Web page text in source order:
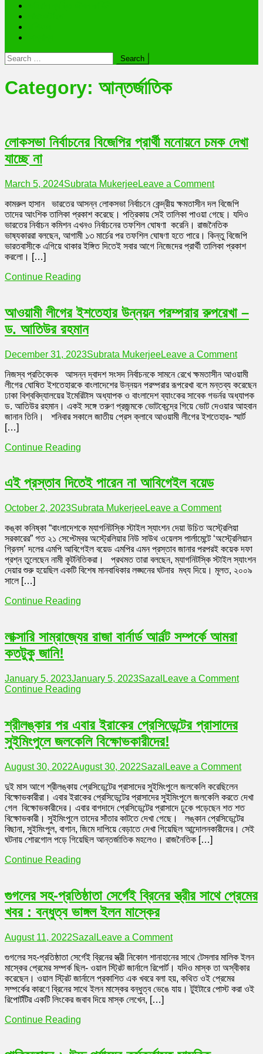
Search
for:
Category: আন্তর্জাতিক
লোকসভা নির্বাচনের বিজেপির প্রার্থী মনোয়নে চমক দেখা
যাচ্ছে না
March 5, 2024Subrata MukerjeeLeave a Commenton
নির্বাচনের
বিজেপির
প্রার্থী
মনোয়নে
চমক
কামরুল হাসান ভারতের আসন্ন লোকসভা নির্বাচনে কেন্দ্রীয় ক্ষমতাসীন দল বিজেপি
তাদের আংশিক তালিকা প্রকাশ করেছে। পত্রিকায় সেই তালিকা পাওয়া গেছে। যদিও
ভারতের নির্বাচন কমিশন এখনও নির্বাচনের তফশিল ঘোষণা করেনি। রাজনৈতিক
ভাষ্যকাররা বলছেন, আগামী ১৩ মার্চের পর তফশিল ঘোষণা হতে পারে। কিন্তু বিজেপি
ভারতবাসীকে এগিয়ে থাকার ইঙ্গিত দিতেই সবার আগে নিজেদের প্রার্থী তালিকা প্রকাশ
করলো। […]
Continue Reading
আওয়ামী লীগের ইশতেহার উন্নয়ন পরম্পরার রুপরেখা –
ড. আতিউর রহমান
December 31, 2023Subrata MukerjeeLeave a Commenton
লীগের
ইশতেহার
উন্নয়ন
পরম্পরার
রুপরেখা
নিজস্ব প্রতিবেদক আসন্ন দ্বাদশ সংসদ নির্বাচনকে সামনে রেখে ক্ষমতাসীন আওয়ামী
লীগের ঘোষিত ইশতেহারকে বাংলাদেশের উন্নয়ন পরম্পরার রূপরেখা বলে মন্তব্য করেছেন
ঢাকা বিশ্ববিদ্যালয়ের ইমেরিটাস অধ্যাপক ও বাংলাদেশ ব্যাংকের সাবেক গভর্নর অধ্যাপক
ড. আতিউর রহমান। একই সঙ্গে তরুণ প্রজন্মকে ভোটকেন্দ্রে গিয়ে ভোট দেওয়ার আহবান
জানান তিনি। শনিবার সকালে জাতীয় প্রেস ক্লাবে আওয়ামী লীগের ইশতেহার- স্মার্ট
[…]
Continue Reading
এই প্রস্তাব দিতেই পারেন না আবিগেইল বয়েড
October 2, 2023Subrata MukerjeeLeave a Commenton
প্রস্তাব
দিতেই
পারেন
না
আবিগেইল
কঙ্কা কনিষ্কা “বাংলাদেশকে ম্যাগনিটস্কি স্টাইল স্যাংশন দেয়া উচিত অস্ট্রেলিয়া
সরকারের” গত ২১ সেপ্টেম্বর অস্ট্রেলিয়ার নিউ সাউথ ওয়েলস পার্লামেন্টে ‘অস্ট্রেলিয়ান
গ্রিনস’ দলের এমপি আবিগেইল বয়েড এমপির এমন প্রস্তাব জানার পরপরই কয়েক দফা
প্রশ্ন তুলেছেন নামী কূটনিতিকরা। প্রথমত তারা বলছেন, ম্যাগনিটস্কি স্টাইল স্যাংশন
দেয়ার শুরু হয়েছিল একটি বিশেষ মানবাধিকার লঙ্ঘনের ঘটনার মধ্য দিয়ে। মূলত, ২০০৯
সালে […]
Continue Reading
লাক্সারি সাম্রাজ্যের রাজা বার্নার্ড আর্নল্ট সম্পর্কে আমরা
কতটুকু জানি!
January 5, 2023January 5, 2023Sazal Leave a Commenton
কতটুকু
জানি!
Continue Reading
শ্রীলঙ্কার পর এবার ইরাকের প্রেসিডেন্টের প্রাসাদের
সুইমিংপুলে জলকেলি বিক্ষোভকারীদের!
August 30, 2022August 30, 2022Sazal Leave a Commenton
এবার
ইরাকের
দুই মাস আগে শ্রীলঙ্কায় প্রেসিডেন্টের প্রাসাদের সুইমিংপুলে জলকেলি করেছিলেন
বিক্ষোভকারীরা। এবার ইরাকের প্রেসিডেন্টের প্রাসাদের সুইমিংপুলে জলকেলি করতে দেখা
গেল বিক্ষোভকারীদের। এবার বাগদাদে প্রেসিডেন্টের প্রাসাদে ঢুকে পড়েছেন শত শত
বিক্ষোভকারী। সুইমিংপুলে তাদের সাঁতার কাটতে দেখা গেছে। লঙ্কান প্রেসিডেন্টের
বিছানা, সুইমিংপুল, বাগান, জিমে দাপিয়ে বেড়াতে দেখা গিয়েছিল আন্দোলনকারীদের। সেই
ঘটনায় শোরগোল পড়ে গিয়েছিল আন্তর্জাতিক মহলেও। রাজনৈতিক […]
Continue Reading
গুগলের সহ-প্রতিষ্ঠাতা সের্গেই ব্রিনের স্ত্রীর সাথে প্রেমের
খবর : বন্ধুত্ব ভাঙ্গল ইলন মাস্কের
August 11, 2022Sazal Leave a Commenton
সহ-
প্রতিষ্ঠাতা
সের্গেই
ব্রিনের
গুগলের সহ-প্রতিষ্ঠাতা সের্গেই ব্রিনের স্ত্রী নিকোল শানাহানের সাথে টেসলার মালিক ইলন
মাস্কের প্রেমের সম্পর্ক ছিল- ওয়াল স্ট্রিট জার্নালে রিপোর্ট। যদিও মাস্ক তা অস্বীকার
করেছেন। ওয়াল স্ট্রিট জার্নালে প্রকাশিত এক খবরে বলা হয়, কথিত ওই প্রেমের
সম্পর্কের কারণে ব্রিনের সাথে ইলন মাস্কের বন্ধুত্ব ভেঙে যায়। টুইটারে পোস্ট করা ওই
রিপোর্টটির একটি লিংকের জবাব দিয়ে মাস্ক লেখেন, […]
Continue Reading